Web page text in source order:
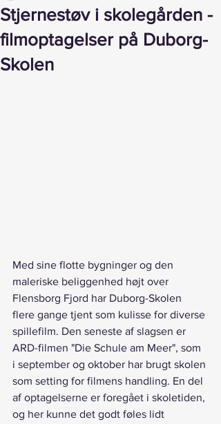
Stjernestøv i skolegården -
filmoptagelser på Duborg-
Skolen
Med sine flotte bygninger og den
maleriske beliggenhed højt over
Flensborg Fjord har Duborg-Skolen
flere gange tjent som kulisse for diverse
spillefilm. Den seneste af slagsen er
ARD-filmen "Die Schule am Meer", som
i september og oktober har brugt skolen
som setting for filmens handling. En del
af optagelserne er foregået i skoletiden,
og her kunne det godt føles lidt